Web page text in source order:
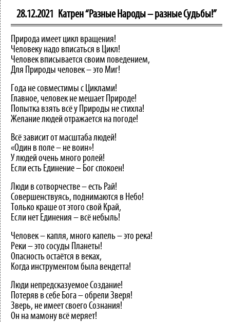
28.12.2021 Катрен “Разные Народы – разные Судьбы!”
Природа имеет цикл вращения!
Человеку надо вписаться в Цикл!
Человек вписывается своим поведением,
Для Природы человек – это Миг!
Года не совместимы с Циклами!
Главное, человек не мешает Природе!
Попытка взять всё у Природы не стихла!
Желание людей отражается на погоде!
Всё зависит от масштаба людей!
«Один в поле – не воин»!
У людей очень много ролей!
Если есть Единение – Бог спокоен!
Люди в сотворчестве – есть Рай!
Совершенствуясь, поднимаются в Небо!
Только краше от этого свой Край,
Если нет Единения – всё небыль!
Человек – капля, много капель – это река!
Реки – это сосуды Планеты!
Опасность остаётся в веках,
Когда инструментом была вендетта!
Люди непредсказуемое Создание!
Потеряв в себе Бога – обрели Зверя!
Зверь, не имеет своего Сознания!
Он на мамону всё меряет!